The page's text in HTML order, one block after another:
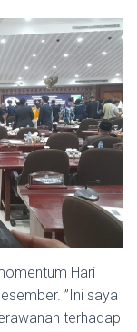
Ha­ri
”Ini saya
terhadap